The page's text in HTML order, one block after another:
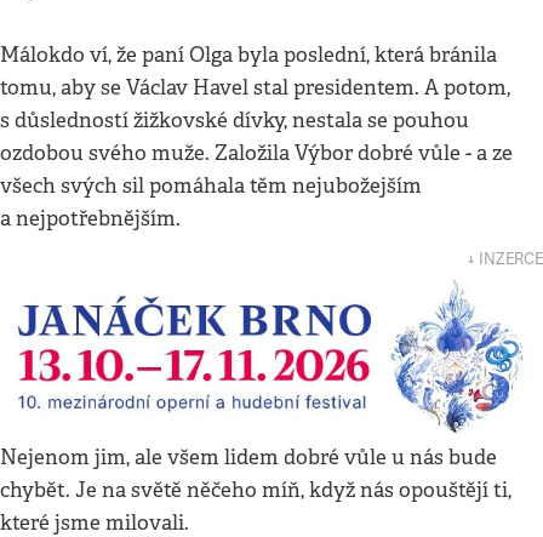
Málokdo ví, že paní Olga byla poslední, která bránila
tomu, aby se Václav Havel stal presidentem. A potom,
s důsledností žižkovské dívky, nestala se pouhou
ozdobou svého muže. Založila Výbor dobré vůle - a ze
všech svých sil pomáhala těm nejubožejším
a nejpotřebnějším.
↓ INZERCE
Nejenom jim, ale všem lidem dobré vůle u nás bude
chybět. Je na světě něčeho míň, když nás opouštějí ti,
které jsme milovali.